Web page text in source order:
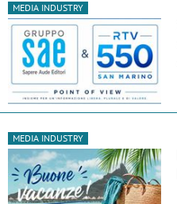
MEDIA INDUSTRY
MEDIA INDUSTRY